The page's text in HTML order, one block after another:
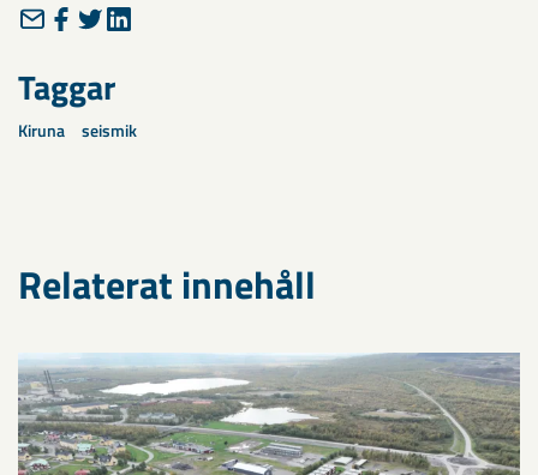
Taggar
Kiruna seismik
Relaterat innehåll